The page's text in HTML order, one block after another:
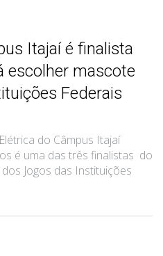
Itajaí é finalista
escolher mascote
Federais
do Câmpus Itajaí
é uma das três finalistas do
Jogos das Instituições